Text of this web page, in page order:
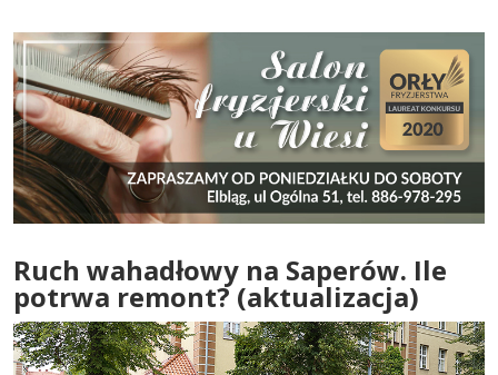
Ruch wahadłowy na Saperów. Ile
potrwa remont? (aktualizacja)